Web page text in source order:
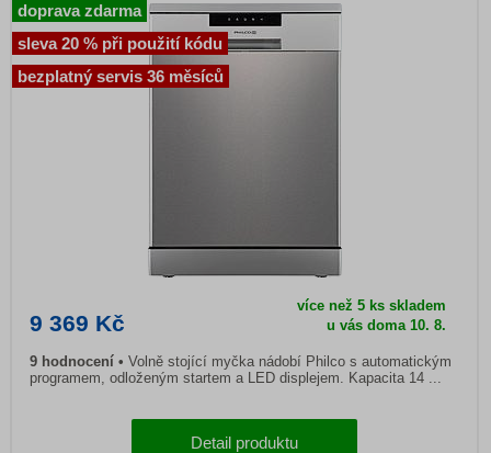
9 369 Kč
více než 5 ks skladem
u vás doma 10. 8.
9 hodnocení
Volně stojící myčka nádobí Philco s automatickým
programem, odloženým startem a LED displejem. Kapacita 14 ...
Detail produktu
doprava zdarma
sleva 20 % při použití kódu
bezplatný servis 36 měsíců